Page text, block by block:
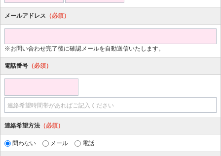
メールアドレス （必須）
※お問い合わせ完了後に確認メールを自動送信いたします。
電話番号 （必須）
連絡希望時間帯があればご記入ください
連絡希望方法 （必須）
問わない メール 電話